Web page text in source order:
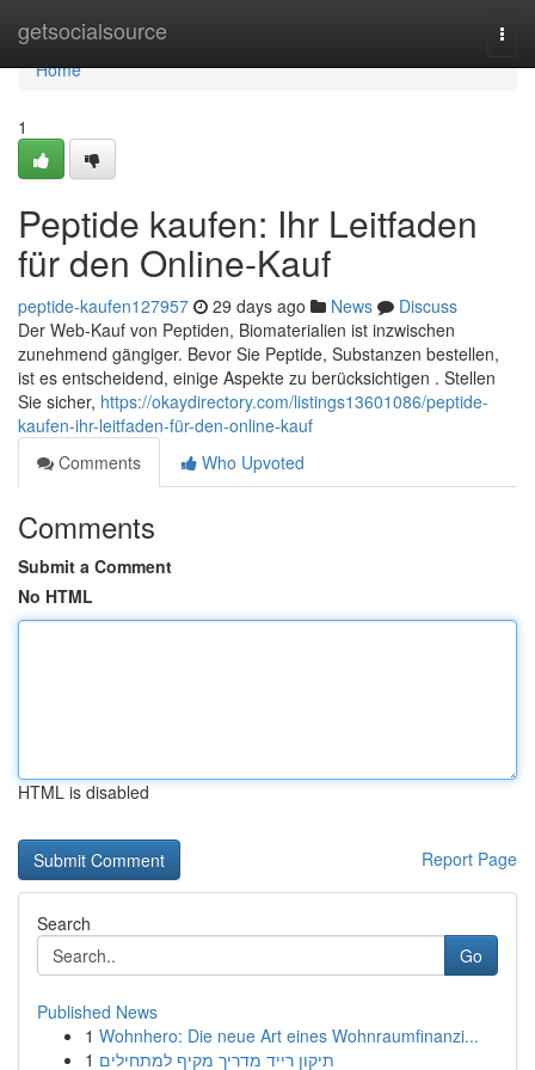
getsocialsource
Home
Home
1
Peptide kaufen: Ihr Leitfaden
für den Online-Kauf
peptide-kaufen127957 29 days ago News
Discuss
Der Web-Kauf von Peptiden, Biomaterialien ist inzwischen
zunehmend gängiger. Bevor Sie Peptide, Substanzen bestellen,
ist es entscheidend, einige Aspekte zu berücksichtigen . Stellen
Sie sicher, https://okaydirectory.com/listings13601086/peptide-
kaufen-ihr-leitfaden-für-den-online-kauf
Comments
Who Upvoted
Comments
Submit a Comment
No HTML
HTML is disabled
Report Page
Search
Go
Published News
1 Wohnhero: Die neue Art eines Wohnraumfinanzi...
1 תיקון רייד מדריך מקיף למתחילים